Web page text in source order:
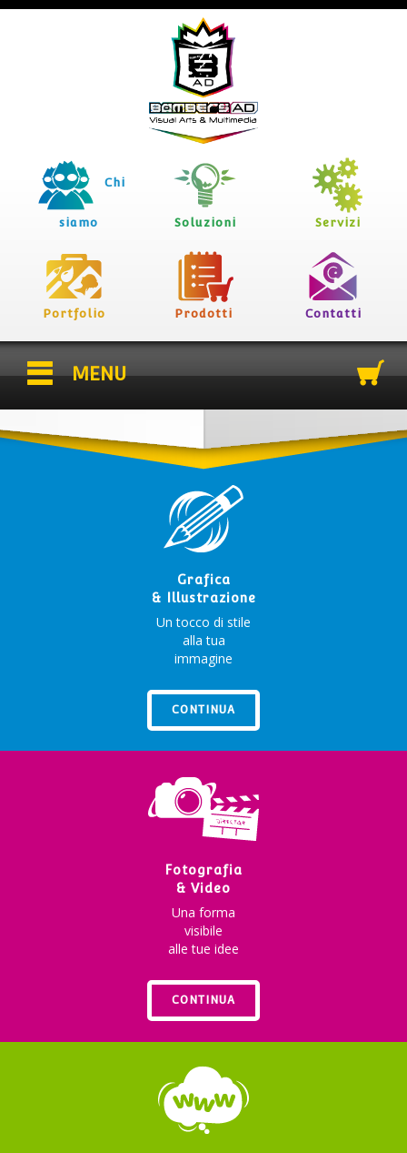
Chi
siamo Soluzioni Servizi
Portfolio Prodotti Contatti
MENU
Grafica
& Illustrazione
Un tocco di stile
alla tua
immagine
CONTINUA
Fotografia
& Video
Una forma
visibile
alle tue idee
CONTINUA